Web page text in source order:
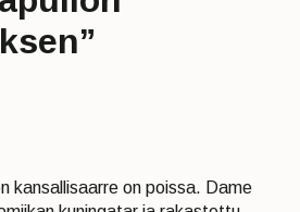
kansallisaarre on poissa. Dame